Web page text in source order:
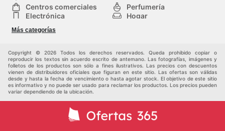
Centros comerciales
Perfumería
Electrónica
Hogar
Deporte
Moda
Más categorías
Copyright © 2026 Todos los derechos reservados. Queda prohibido copiar o
reproducir los textos sin acuerdo escrito de antemano. Las fotografías, imágenes y
folletos de los productos son sólo a fines ilustrativos. Las precios con descuentos
vienen de distribuidores oficiales que figuran en este sitio. Las ofertas son válidas
desde y hasta la fecha de vencimiento o hasta agotar stock. El objetivo de este sitio
es informativo y no puede ser usado para reclamar los productos. Los precios pueden
variar dependiendo de la ubicación.